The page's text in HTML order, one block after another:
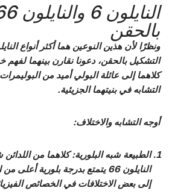
بالحقن
ونظرًا لأن هذين النوعين هما أكثر أنواع
التشكيل بالحقن، دعونا نقارن بينهما
كلاهما إلى عائلة البولي أميد من
التشابه في بنيتهما الجزيئية.
أوجه التشابه والاختلاف:
الطبيعة شبه البلورية: كلاهما من اللدائن
إلى بعض الاختلافات في الخصائص